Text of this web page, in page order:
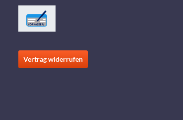
Vertrag widerrufen